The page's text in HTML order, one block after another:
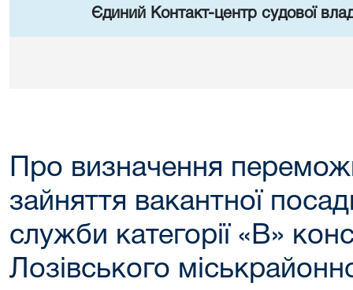
Єдиний Контакт-центр судової
Про визначення
зайняття вакантної
служби категорії «В»
Лозівського